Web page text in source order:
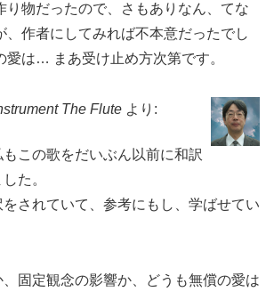
り物だったので、さもありなん、てな
、作者にしてみれば不本意だったでし
愛は… まあ受け止め方次第です。
The Flute より:
この歌をだいぶん以前に和訳
た。
されていて、参考にもし、学ばせてい
固定観念の影響か、どうも無償の愛は